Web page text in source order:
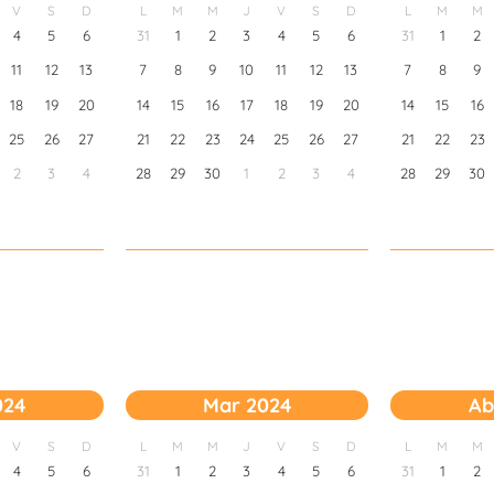
V S D
4 5
6
11
12
13
18
19
20
25
26
27
2
3 4
L M M J V S D
31 1 2 3 4 5
6
7
8 9 10 11 12
13
14
15 16 17 18 19
20
21
22 23 24 25 26
27
28
29 30 1 2 3 4
L M M
31 1
2
7
8
9
14
15
16
21
22
23
28
29 30
V S D
4 5 6
Mar 2024
L M M J V S D
31 1 2 3 4 5 6
L M M
31 1 2